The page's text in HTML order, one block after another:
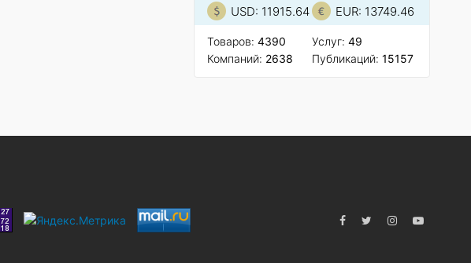
USD: 11915.64 EUR: 13749.46
Товаров: 4390
Компаний: 2638
Услуг: 49
Публикаций: 15157